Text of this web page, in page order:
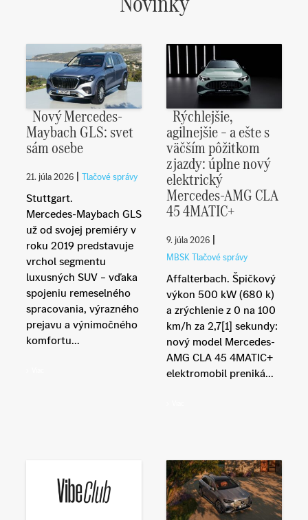
Nový Mercedes-
Maybach GLS: svet
sám osebe
21. júla 2026 | Tlačové správy
Stuttgart.
Mercedes‑Maybach GLS
už od svojej premiéry v
roku 2019 predstavuje
vrchol segmentu
luxusných SUV – vďaka
spojeniu remeselného
spracovania, výrazného
prejavu a výnimočného
komfortu...
Rýchlejšie,
agilnejšie – a ešte s
väčším pôžitkom
z jazdy: úplne nový
elektrický
Mercedes-AMG CLA
45 4MATIC+
9. júla 2026 |
MBSK Tlačové správy
Affalterbach. Špičkový
výkon 500 kW (680 k)
a zrýchlenie z 0 na 100
km/h za 2,7[1] sekundy:
nový model Mercedes-
AMG CLA 45 4MATIC+
elektromobil preniká...